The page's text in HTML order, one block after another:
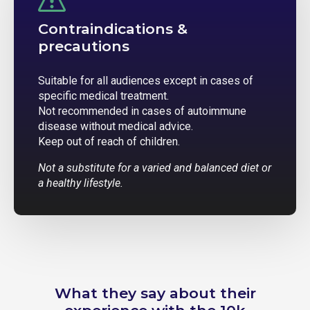
Contraindications &
precautions
Suitable for all audiences except in cases of
specific medical treatment.
Not recommended in cases of autoimmune
disease without medical advice.
Keep out of reach of children.
Not a substitute for a varied and balanced diet or
a healthy lifestyle.
What they say about their